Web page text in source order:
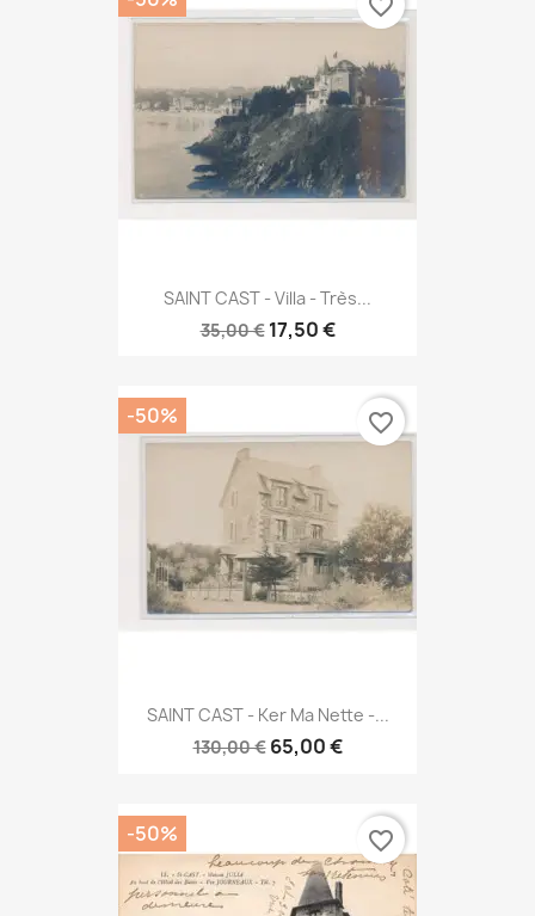
SAINT CAST - Villa - Très...
35,00 € 17,50 €
favorite_border
SAINT CAST - Ker Ma Nette -...
130,00 € 65,00 €
-50% favorite_border
-50% favorite_border